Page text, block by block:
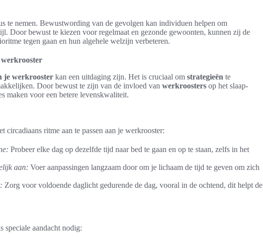
te nemen. Bewustwording van de gevolgen kan individuen helpen om
Door bewust te kiezen voor regelmaat en gezonde gewoonten, kunnen zij de
tegen gaan en hun algehele welzijn verbeteren.
werkrooster
je werkrooster kan een uitdaging zijn. Het is cruciaal om strategieën te
Door bewust te zijn van de invloed van werkroosters op het slaap-
maken voor een betere levenskwaliteit.
circadiaans ritme aan te passen aan je werkrooster:
Probeer elke dag op dezelfde tijd naar bed te gaan en op te staan, zelfs in het
aan: Voer aanpassingen langzaam door om je lichaam de tijd te geven om zich
Zorg voor voldoende daglicht gedurende de dag, vooral in de ochtend, dit helpt de
speciale aandacht nodig: